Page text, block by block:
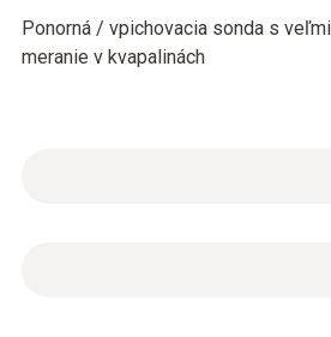
Ponorná / vpichovacia sonda s
meranie v kvapalinách